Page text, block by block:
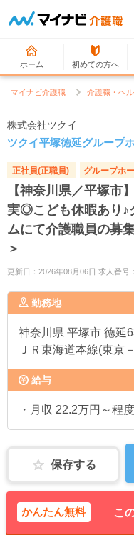
ホーム 初めての方へ
マイナビ介護職 介護職・ヘ
株式会社ツクイ
ツクイ平塚徳延グループ
正社員(正職員) グループホ
【神奈川県／平塚市
実◎こども休暇あり♪
ムにて介護職員の募
＞
更新日：2026年08月06日 求人番号
勤務地
神奈川県 平塚市 徳延
ＪＲ東海道本線(東京
給与
・月収 22.2万円～程度
保存する
かんたん無料 こ